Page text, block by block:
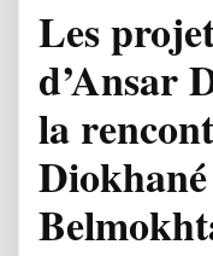
Les
d’Ansar
la